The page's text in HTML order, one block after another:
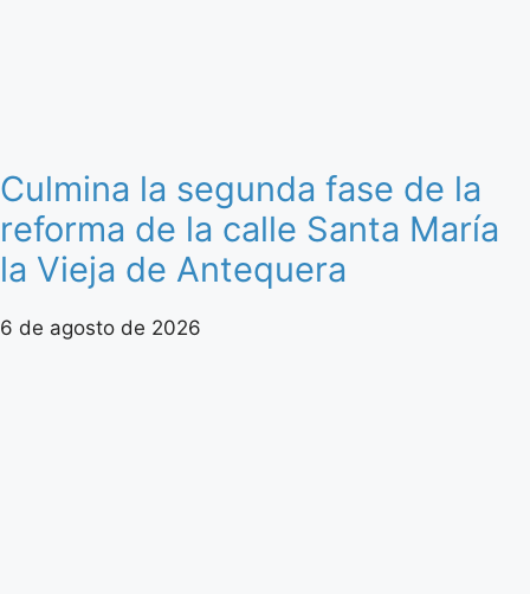
Culmina la segunda fase de la
reforma de la calle Santa María
la Vieja de Antequera
6 de agosto de 2026